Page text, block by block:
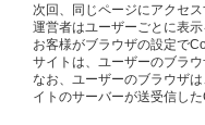
次回、同じページにアクセ
運営者はユーザーごとに表
お客様がブラウザの設定で
サイトは、ユーザーのブラ
なお、ユーザーのブラウザ
イトのサーバーが送受信し